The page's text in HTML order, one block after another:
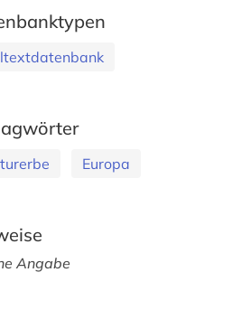
Europa
Angabe